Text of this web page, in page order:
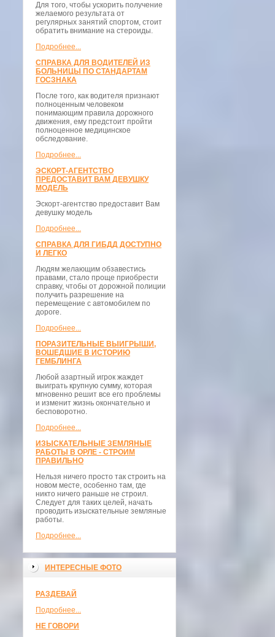
Для того, чтобы ускорить получение
желаемого результата от
регулярных занятий спортом, стоит
обратить внимание на стероиды.
Подробнее...
СПРАВКА ДЛЯ ВОДИТЕЛЕЙ ИЗ
БОЛЬНИЦЫ ПО СТАНДАРТАМ
ГОСЗНАКА
После того, как водителя признают
полноценным человеком
понимающим правила дорожного
движения, ему предстоит пройти
полноценное медицинское
обследование.
Подробнее...
ЭСКОРТ-АГЕНТСТВО
ПРЕДОСТАВИТ ВАМ ДЕВУШКУ
МОДЕЛЬ
Эскорт-агентство предоставит Вам
девушку модель
Подробнее...
СПРАВКА ДЛЯ ГИБДД ДОСТУПНО
И ЛЕГКО
Людям желающим обзавестись
правами, стало проще приобрести
справку, чтобы от дорожной полиции
получить разрешение на
перемещение с автомобилем по
дороге.
Подробнее...
ПОРАЗИТЕЛЬНЫЕ ВЫИГРЫШИ,
ВОШЕДШИЕ В ИСТОРИЮ
ГЕМБЛИНГА
Любой азартный игрок жаждет
выиграть крупную сумму, которая
мгновенно решит все его проблемы
и изменит жизнь окончательно и
бесповоротно.
Подробнее...
ИЗЫСКАТЕЛЬНЫЕ ЗЕМЛЯНЫЕ
РАБОТЫ В ОРЛЕ - СТРОИМ
ПРАВИЛЬНО
Нельзя ничего просто так строить на
новом месте, особенно там, где
никто ничего раньше не строил.
Следует для таких целей, начать
проводить изыскательные земляные
работы.
Подробнее...
ИНТЕРЕСНЫЕ ФОТО
РАЗДЕВАЙ
Подробнее...
НЕ ГОВОРИ